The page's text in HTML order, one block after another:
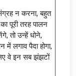
न करना, बहुत
का पूरी तरह पालन
तो उन्हें धोने,
लगाव पैदा होगा,
वे इन सब झंझटों